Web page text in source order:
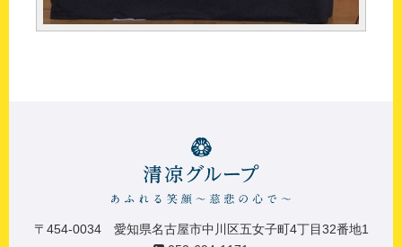
〒454-0034 愛知県名古屋市中川区五女子町4丁目32番地1